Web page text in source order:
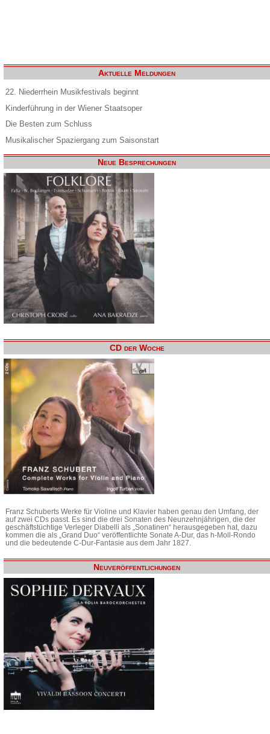
Aktuelle Meldungen
22. Niederrhein Musikfestivals beginnt
Kinderführung in der Wiener Staatsoper
Die Besten zum Schluss
Musikalischer Spaziergang zum Saisonstart
Neue Besprechungen
CD der Woche
Franz Schuberts Werke für Violine und Klavier haben genau den Umfang, der
auf zwei CDs passt. Es sind die drei Sonaten des Neunzehnjährigen, die der
geschäftstüchtige Verleger Diabelli als „Sonatinen“ herausgegeben hat, dazu
kommen die als „Grand Duo“ veröffentlichte Sonate A-Dur, das h-Moll-Rondo
und die bedeutende C-Dur-Fantasie aus dem Jahr 1827.
Neuveröffentlichungen